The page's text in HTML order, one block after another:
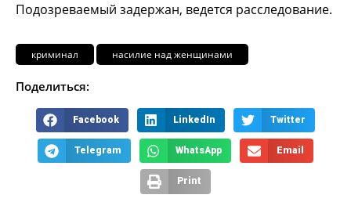
Подозреваемый задержан, ведется расследование.
криминал насилие над женщинами
Поделиться:
Facebook LinkedIn Twitter
Telegram WhatsApp Email
Print